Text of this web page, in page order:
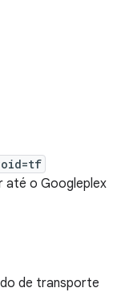
até o Googleplex
de transporte